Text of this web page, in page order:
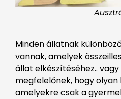
Minden állatnak
vannak, amelyek
állat elkészítéséhez..
megfelelőnek, hogy
amelyekre csak a